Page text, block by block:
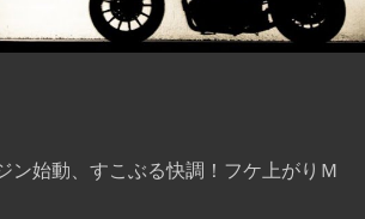
ン始動、すこぶる快調！フケ上がりＭ